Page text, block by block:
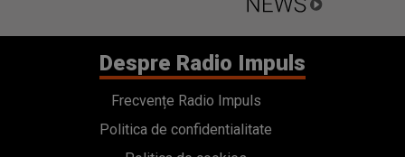
Despre Radio Impuls
Frecvențe Radio Impuls
Politica de confidentialitate